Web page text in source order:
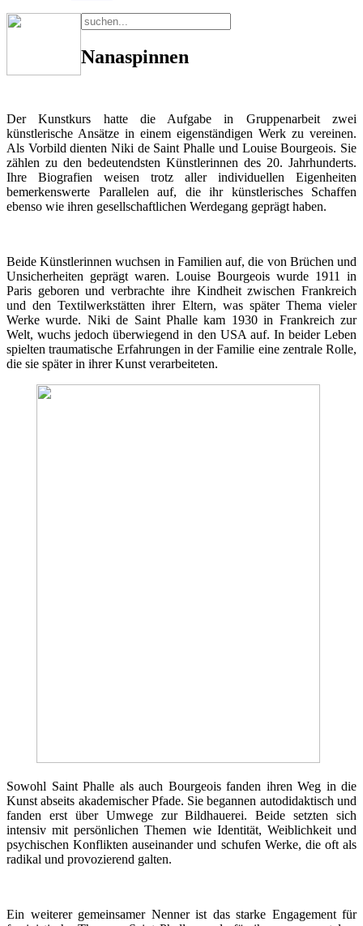
Nanaspinnen
Der Kunstkurs hatte die Aufgabe in Gruppenarbeit zwei
künstlerische Ansätze in einem eigenständigen Werk zu vereinen.
Als Vorbild dienten Niki de Saint Phalle und Louise Bourgeois. Sie
zählen zu den bedeutendsten Künstlerinnen des 20. Jahrhunderts.
Ihre Biografien weisen trotz aller individuellen Eigenheiten
bemerkenswerte Parallelen auf, die ihr künstlerisches Schaffen
ebenso wie ihren gesellschaftlichen Werdegang geprägt haben.
Beide Künstlerinnen wuchsen in Familien auf, die von Brüchen und
Unsicherheiten geprägt waren. Louise Bourgeois wurde 1911 in
Paris geboren und verbrachte ihre Kindheit zwischen Frankreich
und den Textilwerkstätten ihrer Eltern, was später Thema vieler
Werke wurde. Niki de Saint Phalle kam 1930 in Frankreich zur
Welt, wuchs jedoch überwiegend in den USA auf. In beider Leben
spielten traumatische Erfahrungen in der Familie eine zentrale Rolle,
die sie später in ihrer Kunst verarbeiteten.
Sowohl Saint Phalle als auch Bourgeois fanden ihren Weg in die
Kunst abseits akademischer Pfade. Sie begannen autodidaktisch und
fanden erst über Umwege zur Bildhauerei. Beide setzten sich
intensiv mit persönlichen Themen wie Identität, Weiblichkeit und
psychischen Konflikten auseinander und schufen Werke, die oft als
radikal und provozierend galten.
Ein weiterer gemeinsamer Nenner ist das starke Engagement für